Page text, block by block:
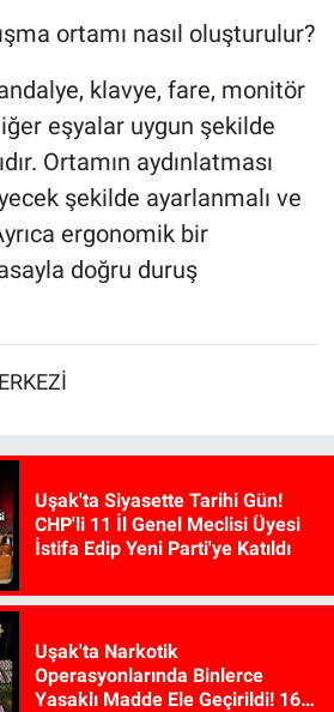
ortamı nasıl oluşturulur?
klavye, fare, monitör
eşyalar uygun şekilde
Ortamın aydınlatması
şekilde ayarlanmalı ve
ergonomik bir
doğru duruş
Uşak'ta Siyasette Tarihi Gün!
CHP'li 11 İl Genel Meclisi Üyesi
İstifa Edip Yeni Parti'ye Katıldı
Uşak'ta Narkotik
Operasyonlarında Binlerce
Yasaklı Madde Ele Geçirildi! 16